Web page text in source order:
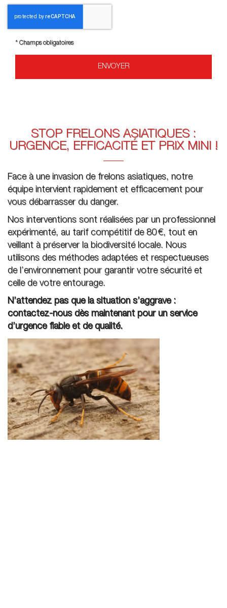
*Champs obligatoires
STOP FRELONS ASIATIQUES :
URGENCE, EFFICACITÉ ET PRIX MINI !
Face à une invasion de frelons asiatiques, notre
équipe intervient rapidement et efficacement pour
vous débarrasser du danger.
Nos interventions sont réalisées par un professionnel
expérimenté, au tarif compétitif de 80 €, tout en
veillant à préserver la biodiversité locale. Nous
utilisons des méthodes adaptées et respectueuses
de l’environnement pour garantir votre sécurité et
celle de votre entourage.
N’attendez pas que la situation s’aggrave :
contactez-nous dès maintenant pour un service
d’urgence fiable et de qualité.